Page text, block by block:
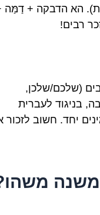
הא הדבקה + דַמַּה +
רבים!
(שלכם/שלכן,
בניגוד לעברית
יחד. חשוב לזכור
משנה